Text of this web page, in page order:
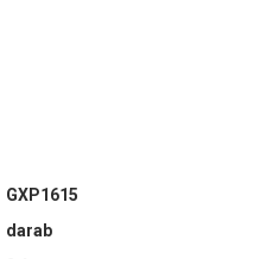
GXP1615
darab